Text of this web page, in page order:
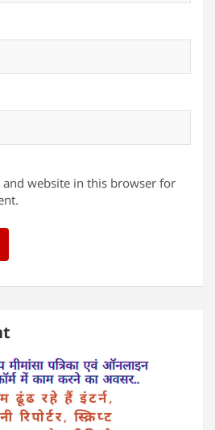
and website in this browser for